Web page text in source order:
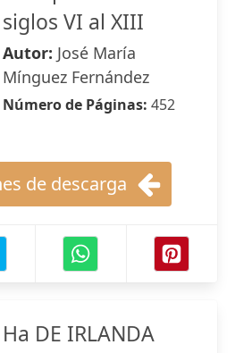
siglos VI al XIII
Autor: José María
Mínguez Fernández
Número de Páginas: 452
de descarga
Ha DE IRLANDA